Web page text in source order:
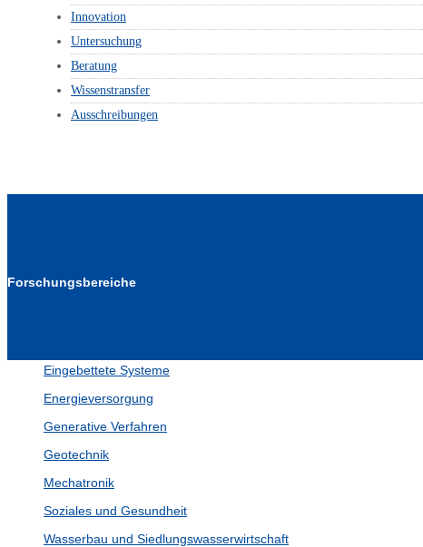
Innovation
Untersuchung
Beratung
Wissenstransfer
Ausschreibungen
Forschungsbereiche
Eingebettete Systeme
Energieversorgung
Generative Verfahren
Geotechnik
Mechatronik
Soziales und Gesundheit
Wasserbau und Siedlungswasserwirtschaft